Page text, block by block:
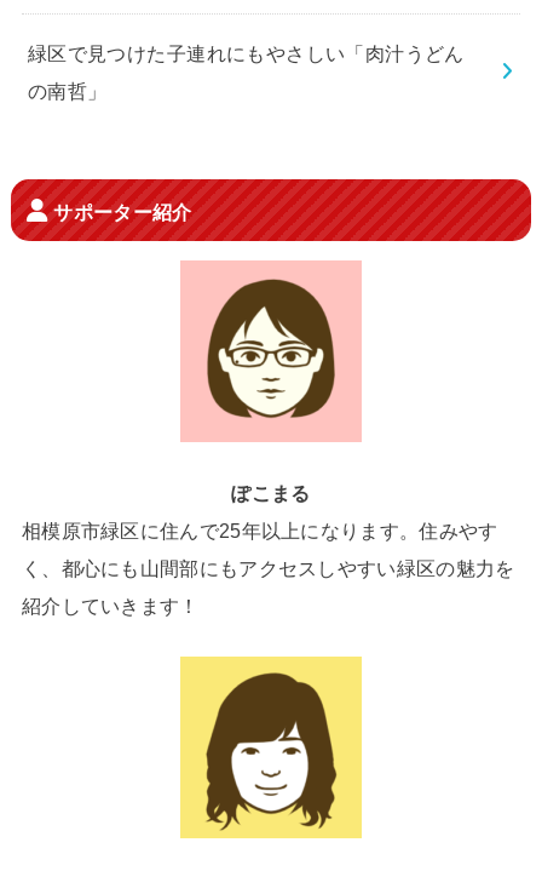
緑区で見つけた子連れにもやさしい「肉汁うどん
の南哲」
サポーター紹介
ぽこまる
相模原市緑区に住んで25年以上になります。住みやす
く、都心にも山間部にもアクセスしやすい緑区の魅力を
紹介していきます！